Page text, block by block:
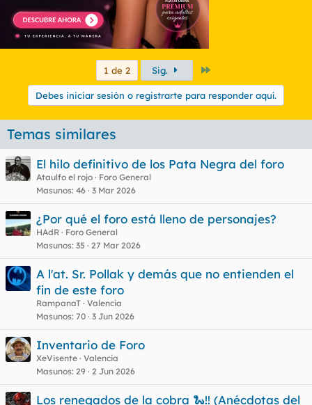
1 de 2 Sig.
Debes iniciar sesión o registrarte para responder aquí.
Temas similares
El hilo definitivo de los Pata Negra del foro
Ataulfo el rojo
Foro General
Masunos 46 3 Mar 2026
¿Por qué el foro está lleno de personajes?
HAdR
Foro General
Masunos 35 27 Mar 2026
A l'at. Sr. Pollak y demás que no entienden el
fin de este foro
RampanaT Valencia
Masunos 70 3 Jun 2026
Inventario de Foro
XeVisente Valencia
Masunos 29 2 Jun 2026
Los renegados de la cobra 🐍!! (Anécdotas del